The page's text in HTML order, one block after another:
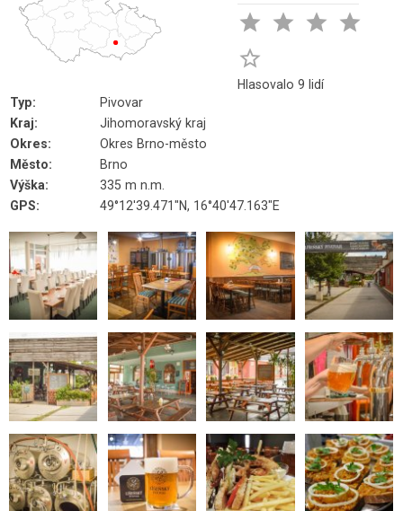
   

Hlasovalo 9 lidí
Typ:
Pivovar
Kraj:
Jihomoravský kraj
Okres:
Okres Brno-město
Město:
Brno
Výška:
335 m n.m.
GPS:
49°12'39.471"N, 16°40'47.163"E